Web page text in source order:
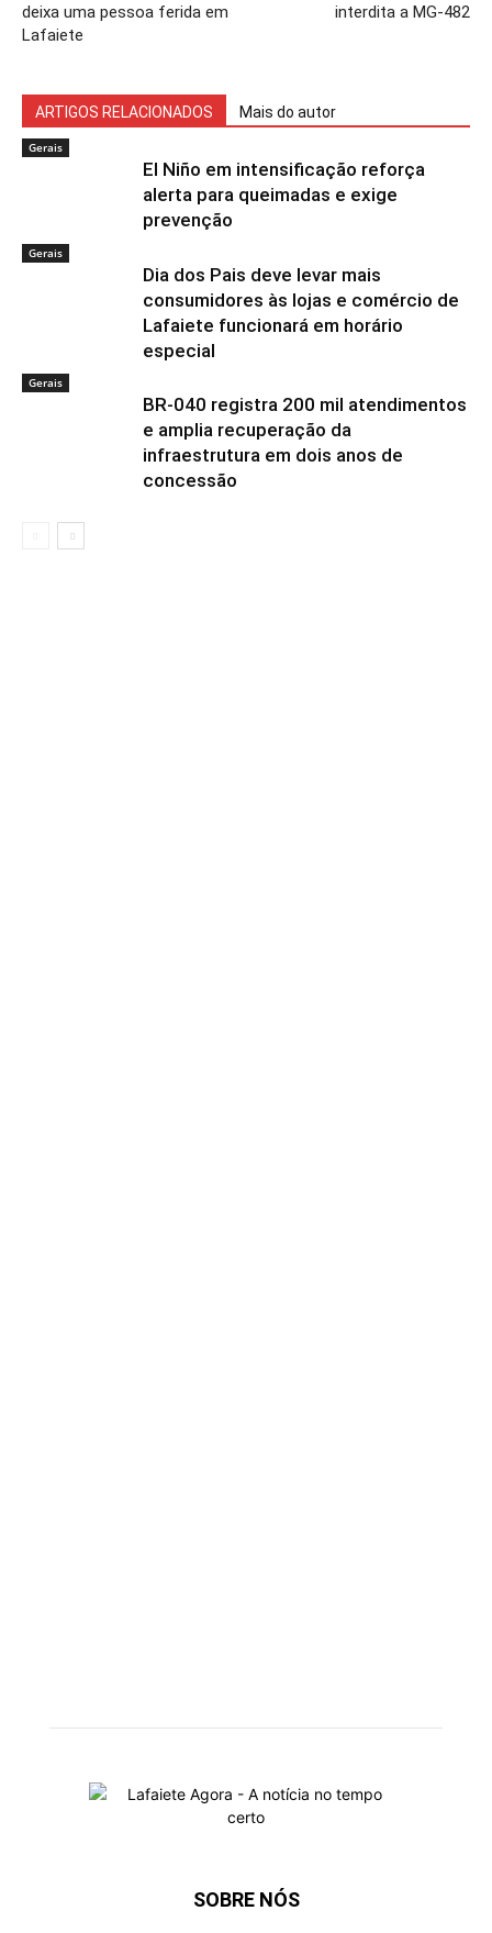
deixa uma pessoa ferida em
Lafaiete
interdita a MG-482
ARTIGOS RELACIONADOS Mais do autor
Gerais
El Niño em intensificação reforça
alerta para queimadas e exige
prevenção
Gerais
Dia dos Pais deve levar mais
consumidores às lojas e comércio de
Lafaiete funcionará em horário
especial
Gerais
BR-040 registra 200 mil atendimentos
e amplia recuperação da
infraestrutura em dois anos de
concessão
SOBRE NÓS